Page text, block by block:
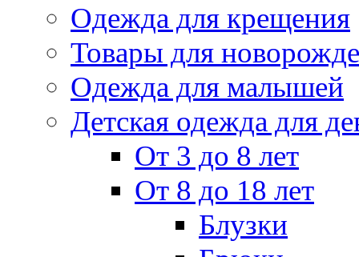
Одежда для крещения
Товары для
Одежда для малышей
Детская одежда для
От 3 до 8 лет
От 8 до 18 лет
Блузки